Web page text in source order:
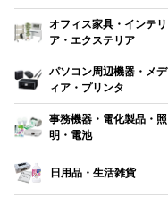
オフィス家具・インテリ
ア・エクステリア
パソコン周辺機器・メデ
ィア・プリンタ
事務機器・電化製品・照
明・電池
日用品・生活雑貨